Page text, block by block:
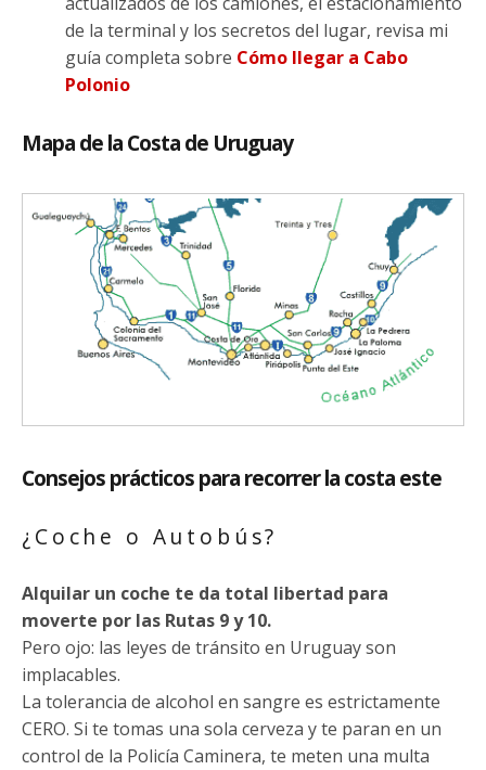
de la terminal y los secretos del lugar, revisa mi
guía completa sobre Cómo llegar a Cabo
Polonio
Mapa de la Costa de Uruguay
Consejos prácticos para recorrer la costa este
¿Coche o Autobús?
Alquilar un coche te da total libertad para
moverte por las Rutas 9 y 10.
Pero ojo: las leyes de tránsito en Uruguay son
implacables.
La tolerancia de alcohol en sangre es estrictamente
CERO. Si te tomas una sola cerveza y te paran en un
control de la Policía Caminera, te meten una multa